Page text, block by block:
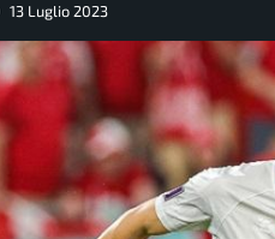
13 Luglio 2023